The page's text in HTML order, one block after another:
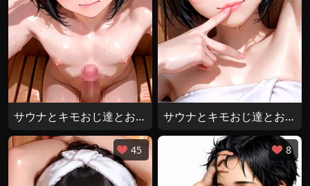
サウナとキモおじ達とおとこの娘 その３ サウナとキモおじ達とおとこの娘 その２
45 8